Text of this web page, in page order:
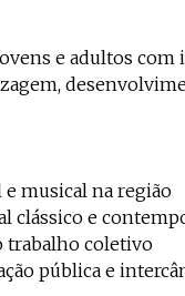
e adultos
musical na região
clássico e
trabalho coletivo
pública e